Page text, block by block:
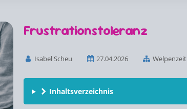
Frustrationstoleranz
Isabel Scheu 27.04.2026
Inhaltsverzeichnis